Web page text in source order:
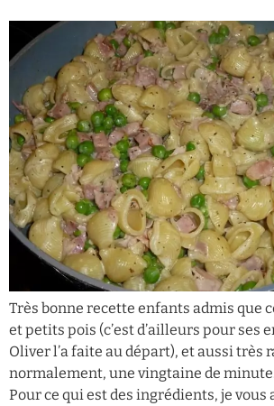
Très bonne recette enfants admis que
et petits pois (c’est d’ailleurs pour ses
Oliver l’a faite au départ), et aussi très
normalement, une vingtaine de
Pour ce qui est des ingrédients, je vous